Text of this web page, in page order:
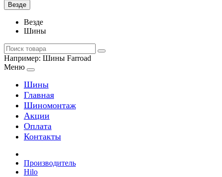
Везде
Везде
Шины
Например: Шины Farroad
Меню
Шины
Главная
Шиномонтаж
Акции
Оплата
Контакты
Производитель
Hilo